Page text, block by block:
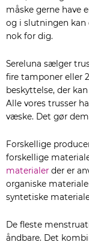
måske gerne have
og i slutningen kan
nok for dig.
Sereluna sælger
fire tamponer eller
beskyttelse, der
Alle vores trusser
væske. Det gør
Forskellige
forskellige
materialer der er
organiske
syntetiske
De fleste
åndbare. Det